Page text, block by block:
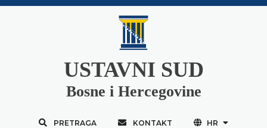
USTAVNI SUD
Bosne i Hercegovine
PRETRAGA KONTAKT HR